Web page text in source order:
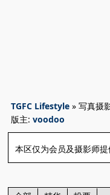
TGFC Lifestyle » 写真摄
版主:voodoo
本区仅为会员及摄影师